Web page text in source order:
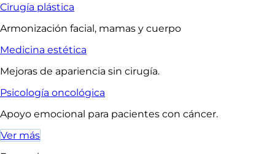
Cirugía plástica
Armonización facial, mamas y cuerpo
Medicina estética
Mejoras de apariencia sin cirugía.
Psicología oncológica
Apoyo emocional para pacientes con cáncer.
Ver más